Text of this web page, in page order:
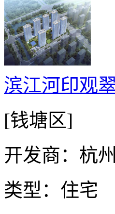
滨江河印观
[钱塘区]
开发商：杭
类型：住宅